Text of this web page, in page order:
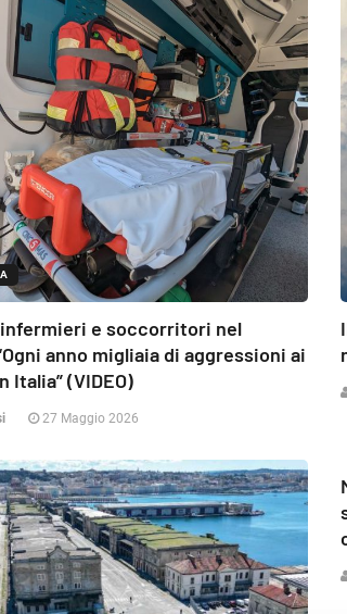
e soccorritori nel
anno migliaia di aggressioni ai
Italia” (VIDEO)
27 Maggio 2026